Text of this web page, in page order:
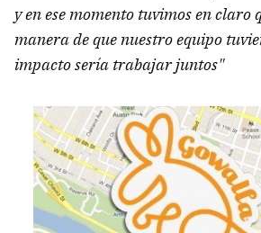
y en ese momento tuvimos en claro
manera de que nuestro equipo
impacto sería trabajar juntos"